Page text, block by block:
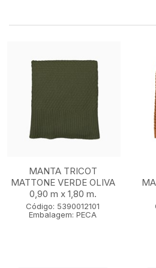
MANTA TRICOT
MATTONE VERDE OLIVA
0,90 m x 1,80 m.
Código: 5390012101
Embalagem: PECA